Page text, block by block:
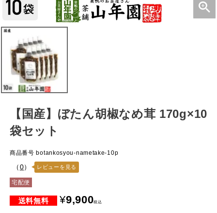
【国産】ぼたん胡椒なめ茸 170g×10
袋セット
商品番号 botankosyou-nametake-10p
（0） レビューを見る
宅配便
¥9,900税込